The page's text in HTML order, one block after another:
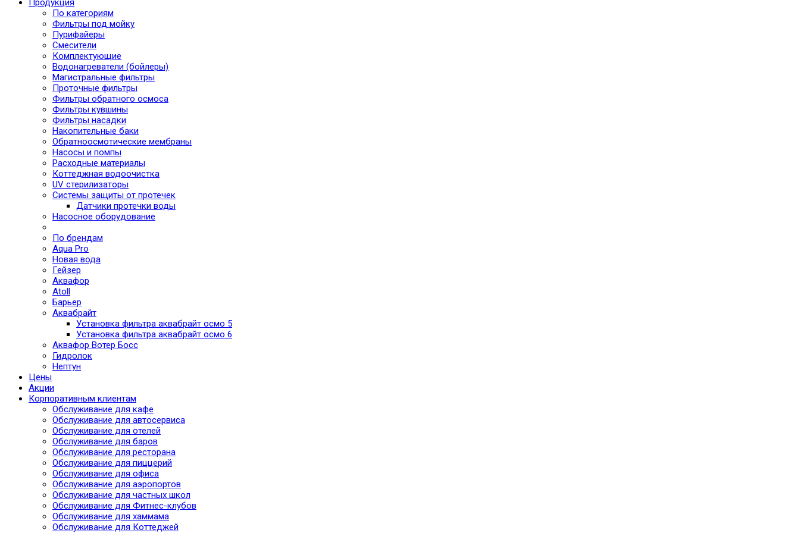
Продукция
По категориям
Фильтры под мойку
Пурифайеры
Смесители
Комплектующие
Водонагреватели (бойлеры)
Магистральные фильтры
Проточные фильтры
Фильтры обратного осмоса
Фильтры кувшины
Фильтры насадки
Накопительные баки
Обратноосмотические мембраны
Насосы и помпы
Расходные материалы
Коттеджная водоочистка
UV стерилизаторы
Системы защиты от протечек
Датчики протечки воды
Насосное оборудование
По брендам
Aqua Pro
Новая вода
Гейзер
Аквафор
Atoll
Барьер
Аквабрайт
Установка фильтра аквабрайт осмо 5
Установка фильтра аквабрайт осмо 6
Аквафор Вотер Босс
Гидролок
Нептун
Цены
Акции
Корпоративным клиентам
Обслуживание для кафе
Обслуживание для автосервиса
Обслуживание для отелей
Обслуживание для баров
Обслуживание для ресторана
Обслуживание для пиццерий
Обслуживание для офиса
Обслуживание для аэропортов
Обслуживание для частных школ
Обслуживание для Фитнес-клубов
Обслуживание для хаммама
Обслуживание для Коттеджей